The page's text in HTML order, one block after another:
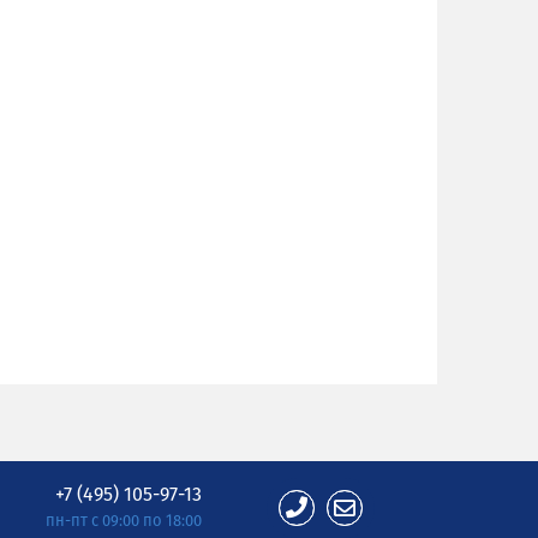
+7 (495) 105-97-13
пн-пт с 09:00 по 18:00